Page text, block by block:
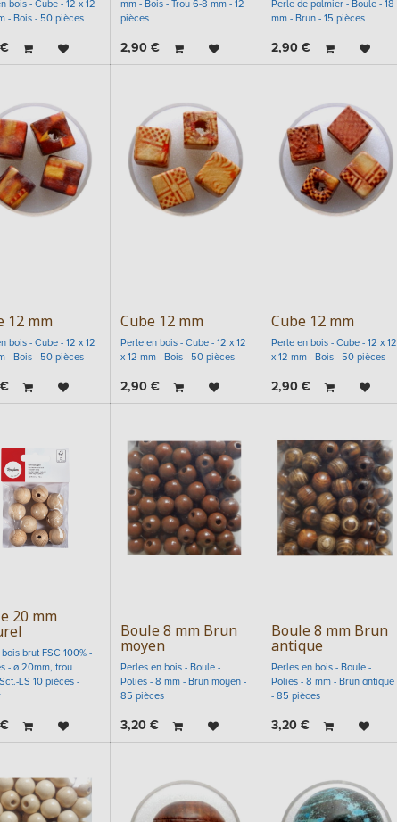
bois - Cube - 12 x 12
- Bois - 50 pièces
mm - Bois - Trou 6-8 mm - 12
pièces
2,90€
Perle de palmier - Boule - 18
mm - Brun - 15 pièces
2,90€
12 mm
bois - Cube - 12 x 12
- Bois - 50 pièces
Cube 12 mm
Perle en bois - Cube - 12 x 12
x 12 mm - Bois - 50 pièces
2,90€
Cube 12 mm
Perle en bois - Cube - 12 x 12
x 12 mm - Bois - 50 pièces
2,90€
20 mm
brut FSC 100% -
- ø 20mm, trou
LS 10 pièces -
€
Boule 8 mm Brun
moyen
Perles en bois - Boule -
Polies - 8 mm - Brun moyen -
85 pièces
3,20€
Boule 8 mm Brun
antique
Perles en bois - Boule -
Polies - 8 mm - Brun antique
- 85 pièces
3,20€